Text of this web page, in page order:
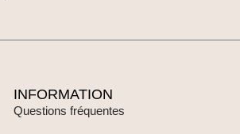
INFORMATION
Questions fréquentes